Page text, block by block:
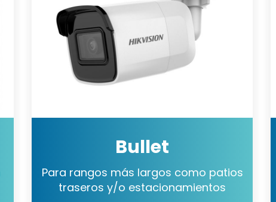
Bullet
Para rangos más largos como patios
traseros y/o estacionamientos